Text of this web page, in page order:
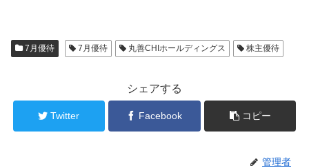
7月優待 7月優待 丸善CHIホールディングス 株主優待
シェアする
Twitter Facebook コピー
管理者